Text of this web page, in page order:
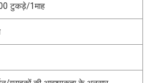
टुकड़े/1माह